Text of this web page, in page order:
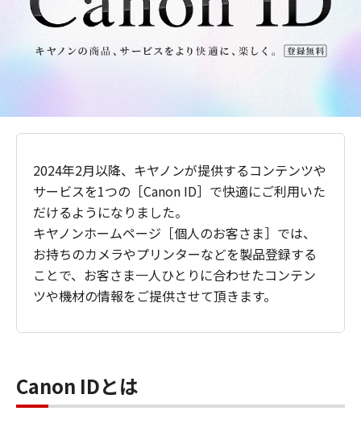
2024年2月以降、キヤノンが提供するコンテンツや
サービスを1つの［Canon ID］で快適にご利用いた
だけるようになりました。
キヤノンホームページ［個人のお客さま］では、
お持ちのカメラやプリンターなどを製品登録する
ことで、お客さま一人ひとりに合わせたコンテン
ツや機材の情報をご提供させて頂きます。
Canon IDとは